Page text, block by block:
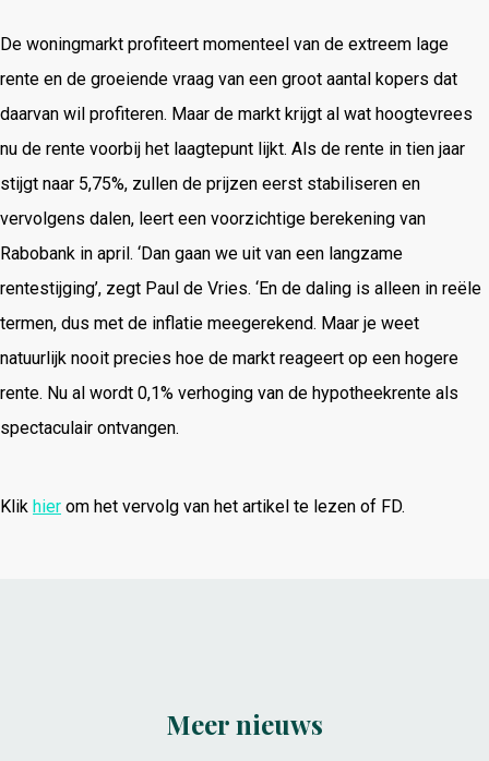
De woningmarkt profiteert momenteel van de extreem lage
rente en de groeiende vraag van een groot aantal kopers dat
daarvan wil profiteren. Maar de markt krijgt al wat hoogtevrees
nu de rente voorbij het laagtepunt lijkt. Als de rente in tien jaar
stijgt naar 5,75%, zullen de prijzen eerst stabiliseren en
vervolgens dalen, leert een voorzichtige berekening van
Rabobank in april. ‘Dan gaan we uit van een langzame
rentestijging’, zegt Paul de Vries. ‘En de daling is alleen in reële
termen, dus met de inflatie meegerekend. Maar je weet
natuurlijk nooit precies hoe de markt reageert op een hogere
rente. Nu al wordt 0,1% verhoging van de hypotheekrente als
spectaculair ontvangen.
Klik hier om het vervolg van het artikel te lezen of FD.
Meer nieuws